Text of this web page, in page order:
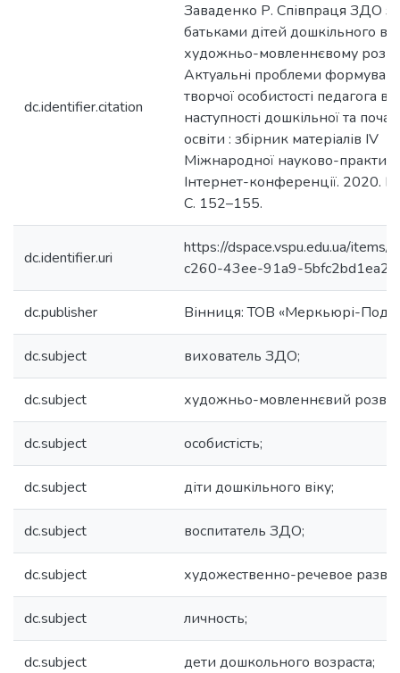
dc.identifier.citation
Заваденко Р. Співпраця ЗДО з
батьками дітей дошкільного
художньо-мовленнєвому
Актуальні проблеми
творчої особистості педагога в
наступності дошкільної та
освіти : збірник матеріалів IV
Міжнародної науково-
Інтернет-конференції. 2020.
С. 152–155.
dc.identifier.uri
https://dspace.vspu.edu.ua/items/
c260-43ee-91a9-5bfc2bd1ea22
dc.publisher Вінниця: ТОВ «Меркьюрі-
dc.subject вихователь ЗДО;
dc.subject художньо-мовленнєвий
dc.subject особистість;
dc.subject діти дошкільного віку;
dc.subject воспитатель ЗДО;
dc.subject художественно-речевое
dc.subject личность;
dc.subject дети дошкольного возраста;